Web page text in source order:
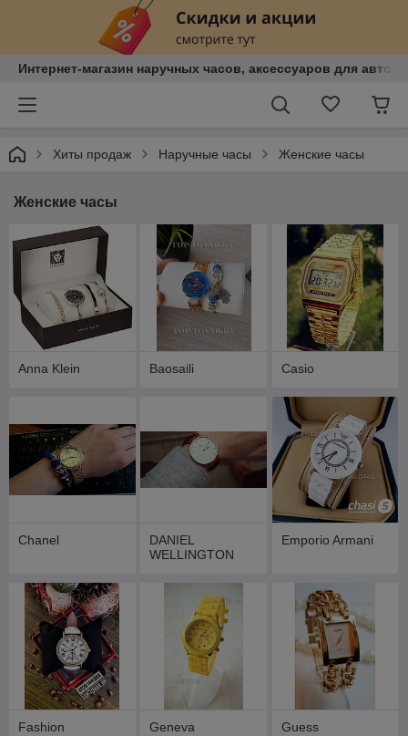
Интернет-магазин наручных часов, аксессуаров для авто,
Хиты продаж Наручные часы Женские часы
Женские часы
Anna Klein Baosaili Casio
Chanel
DANIEL
WELLINGTON
Emporio Armani
Fashion Geneva Guess